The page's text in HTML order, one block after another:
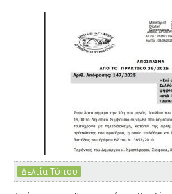
Δελτία Τύπου